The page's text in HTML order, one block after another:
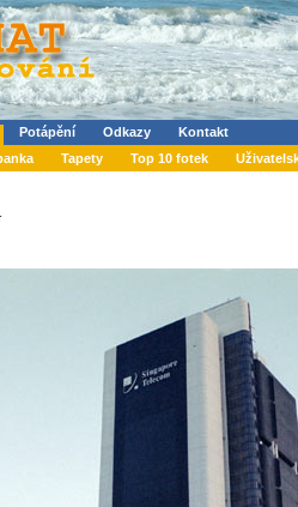
Potápění Odkazy
Kontakt
Tapety Top 10 fotek